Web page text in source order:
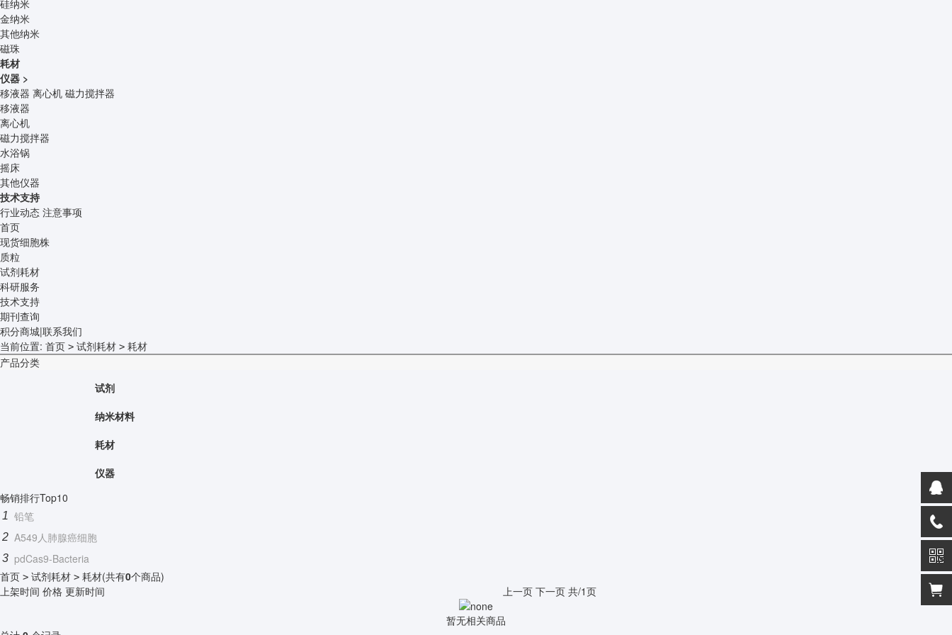
硅纳米
金纳米
其他纳米
磁珠
耗材
仪器 >
移液器 离心机 磁力搅拌器
移液器
离心机
磁力搅拌器
水浴锅
摇床
其他仪器
技术支持
行业动态 注意事项
首页
现货细胞株
质粒
试剂耗材
科研服务
技术支持
期刊查询
积分商城|联系我们
当前位置: 首页 > 试剂耗材 > 耗材
产品分类
试剂
纳米材料
耗材
仪器
畅销排行Top10
1 铅笔
2 A549人肺腺癌细胞
3 pdCas9-Bacteria
首页 > 试剂耗材 > 耗材(共有0个商品)
上架时间 价格 更新时间 上一页 下一页 共/1页
暂无相关商品